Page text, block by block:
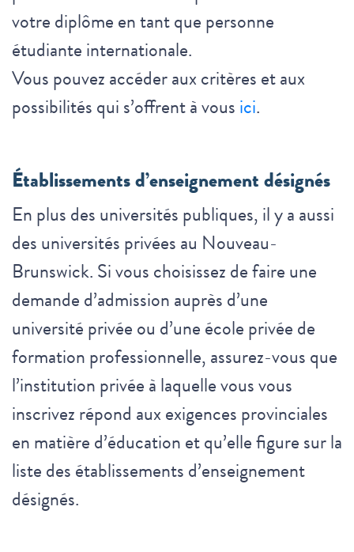
votre diplôme en tant que personne
étudiante internationale.
Vous pouvez accéder aux critères et aux
possibilités qui s’offrent à vousici.
Établissements d’enseignement désignés
En plus des universités publiques, il y a aussi
des universités privées au Nouveau-
Brunswick. Si vous choisissez de faire une
demande d’admission auprès d’une
université privée ou d’une école privée de
formation professionnelle, assurez-vous que
l’institution privée à laquelle vous vous
inscrivez répond aux exigences provinciales
en matière d’éducation et qu’elle figure sur la
liste des établissements d’enseignement
désignés.